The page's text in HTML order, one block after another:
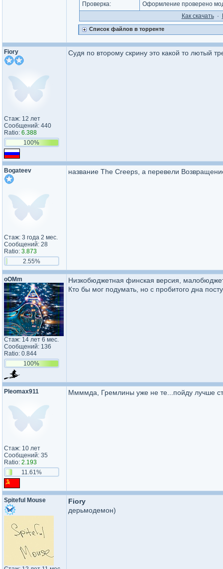
Проверка:
Оформление проверено
Как cкачать·
Список файлов в торренте
Fiory
Стаж: 12 лет
Сообщений: 440
Ratio: 6.388
100%
Судя по второму скрину это какой то лютый
Bogateev
Стаж: 3 года 2 мес.
Сообщений: 28
Ratio: 3.873
2.55%
название The Creeps, а перевели
oOMm
Стаж: 14 лет 6 мес.
Сообщений: 136
Ratio: 0.844
100%
Низкобюджетная финская версия,
Кто бы мог подумать, но с пробитого дна
Pleomax911
Стаж: 10 лет
Сообщений: 35
Ratio: 2.193
11.61%
Ммммда, Гремлины уже не те...пойду лучше
Spiteful Mouse
Fiory
дерьмодемон)